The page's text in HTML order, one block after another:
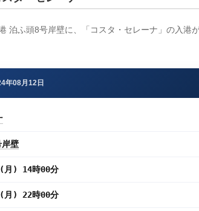
泊ふ頭8号岸壁に、「コスタ・セレーナ」の入港
年08月12日
岸壁
(月) 14時00分
(月) 22時00分